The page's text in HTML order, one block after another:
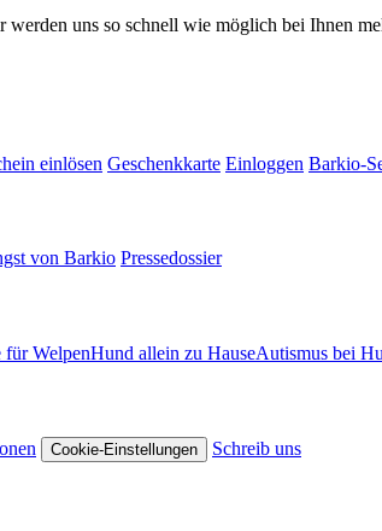
uns so schnell wie möglich bei Ihnen
einlösen Geschenkkarte Einloggen Barkio-
von Barkio Pressedossier
für WelpenHund allein zu HauseAutismus bei
Cookie-Einstellungen Schreib uns